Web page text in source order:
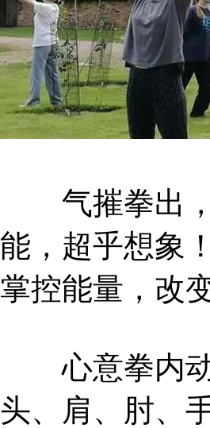
气摧拳出，
能，超乎想象
掌控能量，改
心意拳内动
头、肩、肘、